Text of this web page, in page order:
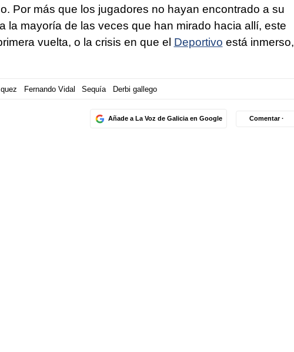
Por más que los jugadores no hayan encontrado a su
la mayoría de las veces que han mirado hacia allí, este
vuelta, o la crisis en que el Deportivo está inmerso,
Fernando Vidal Sequía Derbi gallego
Añade a La Voz de Galicia en Google Comentar ·